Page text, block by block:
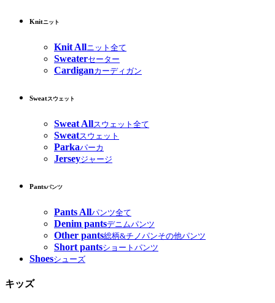
Knitニット
Knit Allニット全て
Sweaterセーター
Cardiganカーディガン
Sweatスウェット
Sweat Allスウェット全て
Sweatスウェット
Parkaパーカ
Jerseyジャージ
Pantsパンツ
Pants Allパンツ全て
Denim pantsデニムパンツ
Other pants総柄&チノパンその他パンツ
Short pantsショートパンツ
Shoesシューズ
キッズ